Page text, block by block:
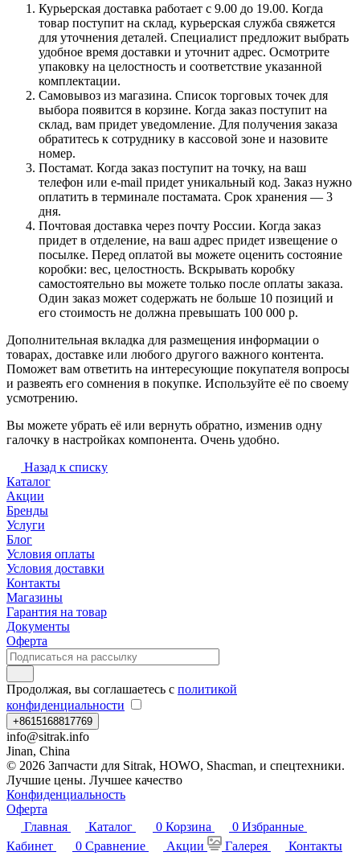
Курьерская доставка работает с 9.00 до 19.00. Когда
товар поступит на склад, курьерская служба свяжется
для уточнения деталей. Специалист предложит выбрать
удобное время доставки и уточнит адрес. Осмотрите
упаковку на целостность и соответствие указанной
комплектации.
Самовывоз из магазина. Список торговых точек для
выбора появится в корзине. Когда заказ поступит на
склад, вам придет уведомление. Для получения заказа
обратитесь к сотруднику в кассовой зоне и назовите
номер.
Постамат. Когда заказ поступит на точку, на ваш
телефон или e-mail придет уникальный код. Заказ нужно
оплатить в терминале постамата. Срок хранения — 3
дня.
Почтовая доставка через почту России. Когда заказ
придет в отделение, на ваш адрес придет извещение о
посылке. Перед оплатой вы можете оценить состояние
коробки: вес, целостность. Вскрывать коробку
самостоятельно вы можете только после оплаты заказа.
Один заказ может содержать не больше 10 позиций и
его стоимость не должна превышать 100 000 р.
Дополнительная вкладка для размещения информации о
товарах, доставке или любого другого важного контента.
Поможет вам ответить на интересующие покупателя вопросы
и развеять его сомнения в покупке. Используйте её по своему
усмотрению.
Вы можете убрать её или вернуть обратно, изменив одну
галочку в настройках компонента. Очень удобно.
Назад к списку
Каталог
Акции
Бренды
Услуги
Блог
Условия оплаты
Условия доставки
Контакты
Магазины
Гарантия на товар
Документы
Оферта
Продолжая, вы соглашаетесь с политикой
конфиденциальности
+8615168817769
info@sitrak.info
Jinan, China
© 2026 Запчасти для Sitrak, HOWO, Shacman, и спецтехники.
Лучшие цены. Лучшее качество
Конфиденциальность
Оферта
Главная
Каталог 0 Корзина 0 Избранные
Кабинет
0 Сравнение Акции Галерея Контакты